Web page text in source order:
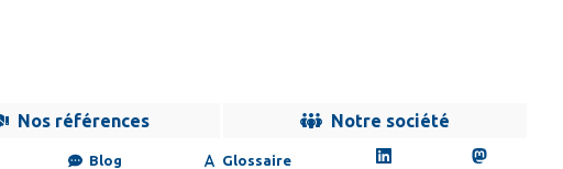
Nos références Notre société
Blog Glossaire